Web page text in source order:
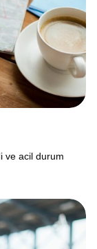
ve acil durum